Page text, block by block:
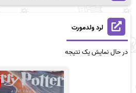
لرد ولدمورت
در حال نمایش یک نتیجه